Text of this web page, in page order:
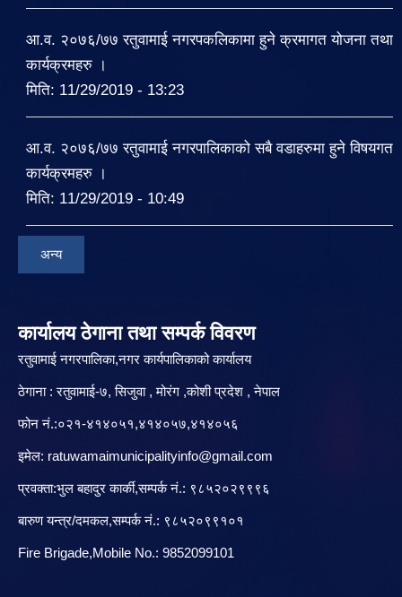
आ.व. २०७६/७७ रतुवामाई नगरपकलिकामा हुने क्रमागत योजना तथा
कार्यक्रमहरु ।
मिति: 11/29/2019 - 13:23
आ.व. २०७६/७७ रतुवामाई नगरपालिकाको सबै वडाहरुमा हुने विषयगत
कार्यक्रमहरु ।
मिति: 11/29/2019 - 10:49
अन्य
कार्यालय ठेगाना तथा सम्पर्क विवरण
रतुवामाई नगरपालिका,नगर कार्यपालिकाको कार्यालय
ठेगाना : रतुवामाई-७, सिजुवा , मोरंग ,कोशी प्रदेश , नेपाल
फोन नं.:०२१-४१४०५१,४१४०५७,४१४०५६
इमेल: ratuwamaimunicipalityinfo@gmail.com
प्रवक्ता:भुल बहादुर कार्की,सम्पर्क नं.: ९८५२०२९९९६
बारु‌ण यन्त्र/दमकल,सम्पर्क नं.: ९८५२०९९१०१
Fire Brigade,Mobile No.: 9852099101